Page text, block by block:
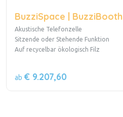
BuzziSpace | BuzziBooth
Akustische Telefonzelle
Sitzende oder Stehende Funktion
Auf recycelbar ökologisch Filz
ab € 9.207,60